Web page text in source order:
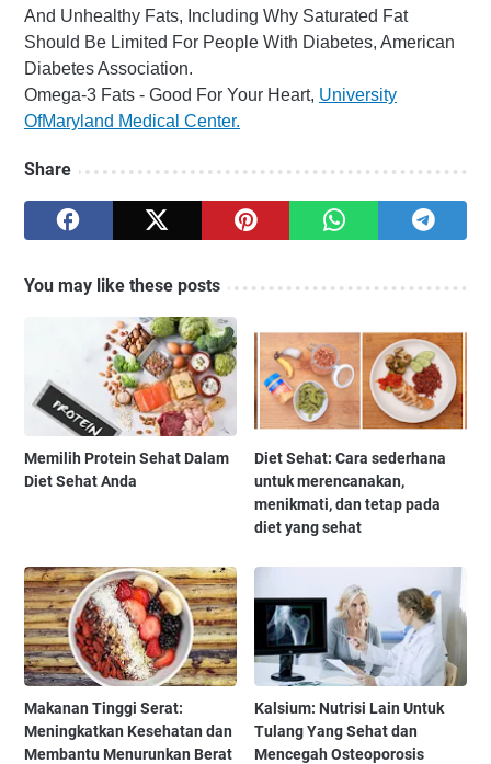
And Unhealthy Fats, Including Why Saturated Fat
Should Be Limited For People With Diabetes, American
Diabetes Association.
Omega-3 Fats - Good For Your Heart, University
OfMaryland Medical Center.
Share
You may like these posts
Memilih Protein Sehat Dalam
Diet Sehat Anda
Diet Sehat: Cara sederhana
untuk merencanakan,
menikmati, dan tetap pada
diet yang sehat
Makanan Tinggi Serat:
Meningkatkan Kesehatan dan
Membantu Menurunkan Berat
Kalsium: Nutrisi Lain Untuk
Tulang Yang Sehat dan
Mencegah Osteoporosis